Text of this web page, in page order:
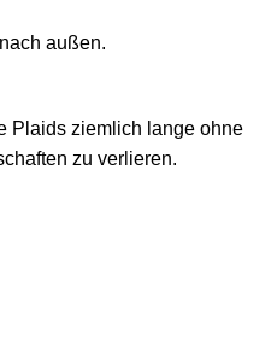
außen.
Plaids ziemlich lange ohne
zu verlieren.